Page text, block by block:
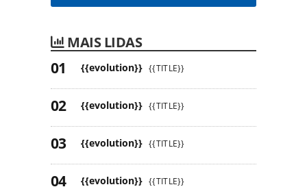
MAIS LIDAS
{{evolution}} {{TITLE}}
{{evolution}} {{TITLE}}
{{evolution}} {{TITLE}}
{{evolution}} {{TITLE}}